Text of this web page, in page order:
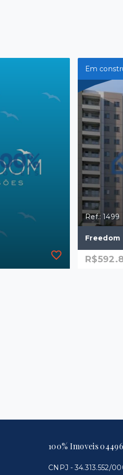
Em
Ref.: 1499
Freedom
100% Imoveis
CNPJ - 34.313.552/